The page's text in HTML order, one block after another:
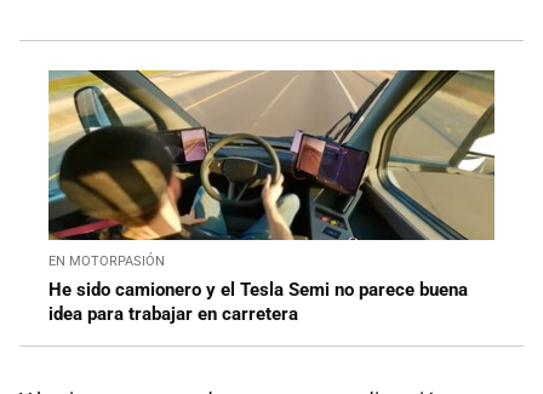
EN MOTORPASIÓN
He sido camionero y el Tesla Semi no parece buena
idea para trabajar en carretera